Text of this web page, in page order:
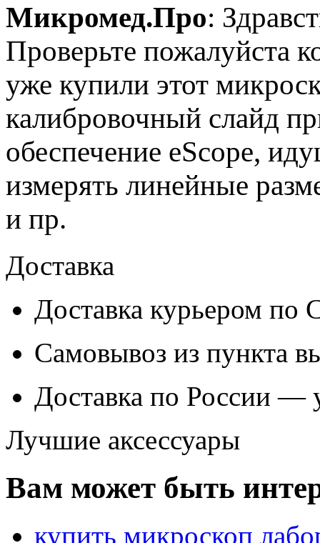
Микромед.Про:
Проверьте пожалуйста
уже купили этот
калибровочный слайд
обеспечение eScope,
измерять линейные
и пр.
Доставка
Доставка курьером
Самовывоз из пункта
Доставка по России —
Лучшие аксессуары
Вам может быть
купить микроскоп